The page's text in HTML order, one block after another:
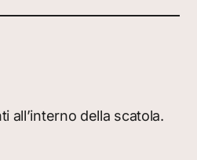
all’interno della scatola.